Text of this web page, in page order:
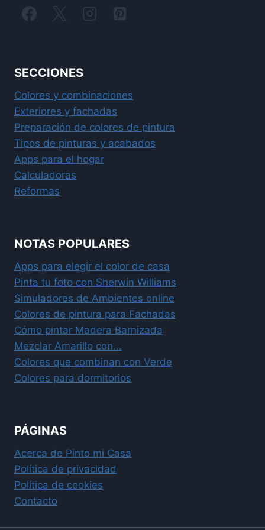
SECCIONES
Colores y combinaciones
Exteriores y fachadas
Preparación de colores de pintura
Tipos de pinturas y acabados
Apps para el hogar
Calculadoras
Reformas
NOTAS POPULARES
Apps para elegir el color de casa
Pinta tu foto con Sherwin Williams
Simuladores de Ambientes online
Colores de pintura para Fachadas
Cómo pintar Madera Barnizada
Mezclar Amarillo con...
Colores que combinan con Verde
Colores para dormitorios
PÁGINAS
Acerca de Pinto mi Casa
Política de privacidad
Política de cookies
Contacto